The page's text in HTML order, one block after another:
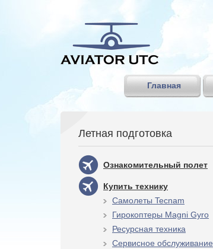
Главная
Летная подготовка
Ознакомительный полет
Купить технику
Самолеты Tecnam
Гирокоптеры Magni Gyro
Ресурсная техника
Сервисное обслуживание